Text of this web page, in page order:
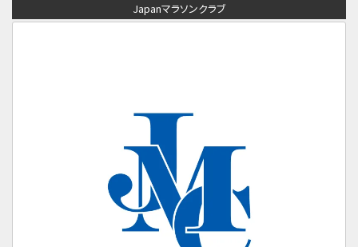
Japanマラソンクラブ